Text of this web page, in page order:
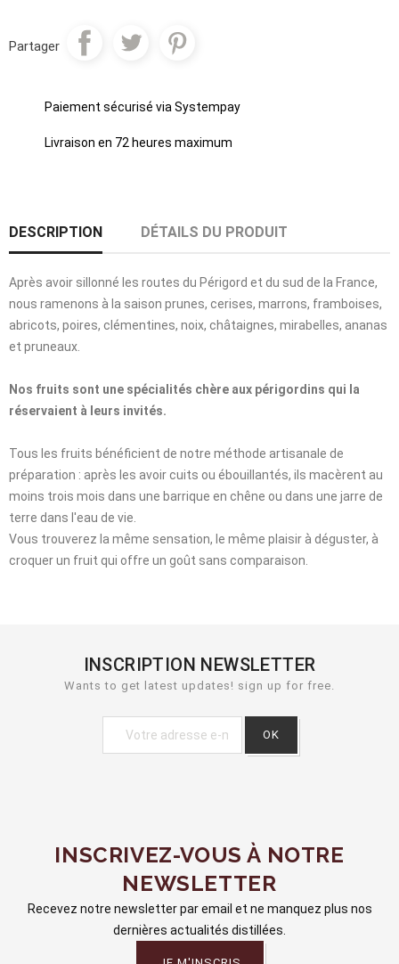
Partager
Paiement sécurisé via Systempay
Livraison en 72 heures maximum
DESCRIPTION DÉTAILS DU PRODUIT
Après avoir sillonné les routes du Périgord et du sud de la France,
nous ramenons à la saison prunes, cerises, marrons, framboises,
abricots, poires, clémentines, noix, châtaignes, mirabelles, ananas
et pruneaux.
Nos fruits sont une spécialités chère aux périgordins qui la
réservaient à leurs invités.
Tous les fruits bénéficient de notre méthode artisanale de
préparation : après les avoir cuits ou ébouillantés, ils macèrent au
moins trois mois dans une barrique en chêne ou dans une jarre de
terre dans l'eau de vie.
Vous trouverez la même sensation, le même plaisir à déguster, à
croquer un fruit qui offre un goût sans comparaison.
INSCRIPTION NEWSLETTER
Wants to get latest updates! sign up for free.
INSCRIVEZ-VOUS À NOTRE
NEWSLETTER
Recevez notre newsletter par email et ne manquez plus nos
dernières actualités distillées.